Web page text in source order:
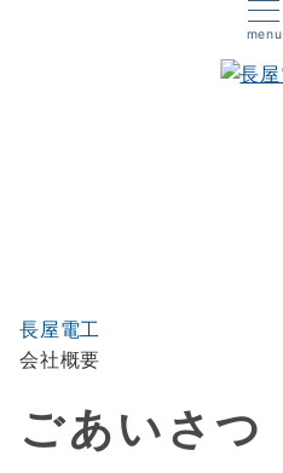
menu
長屋電工
会社概要
ごあいさつ